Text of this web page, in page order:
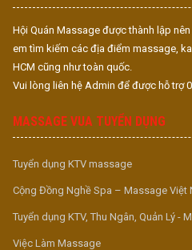
Hội Quán Massage được thành lập
em tìm kiếm các địa điểm massage,
HCM cũng như toàn quốc.
Vui lòng liên hệ Admin để được hỗ trợ
MASSAGE VUA TUYỂN DỤNG
Tuyển dụng KTV massage
Cộng Đồng Nghề Spa – Massage Việt
Tuyển dụng KTV, Thu Ngân, Quản Lý -
Việc Làm Massage